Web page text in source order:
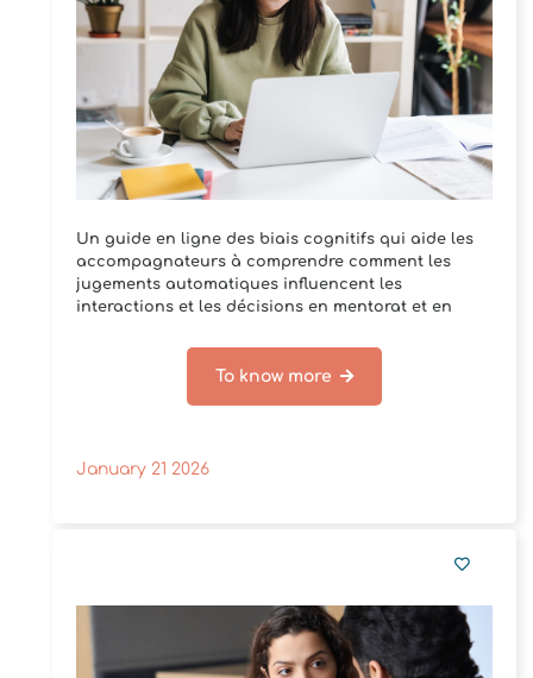
Un guide en ligne des biais cognitifs qui aide les
accompagnateurs à comprendre comment les
jugements automatiques influencent les
interactions et les décisions en mentorat et en
To know more
January 21 2026